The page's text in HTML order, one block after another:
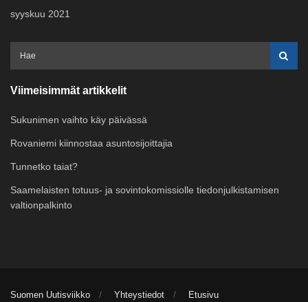
syyskuu 2021
Viimeisimmät artikkelit
Sukunimen vaihto käy päivässä
Rovaniemi kiinnostaa asuntosijoittajia
Tunnetko taiat?
Saamelaisten totuus- ja sovintokomissiolle tiedonjulkistamisen
valtionpalkinto
Suomen Uutisviikko Yhteystiedot Etusivu